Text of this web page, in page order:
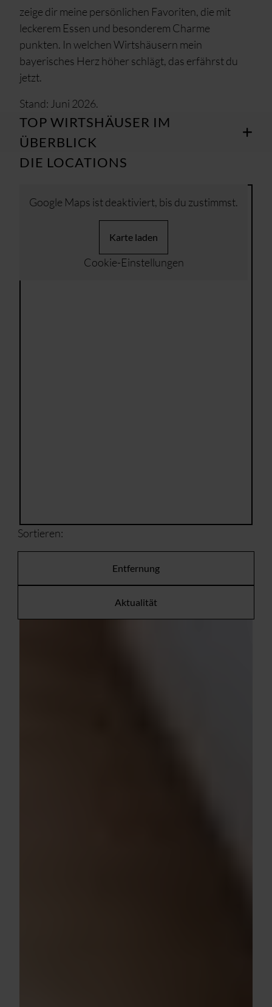
zeige dir meine persönlichen Favoriten, die mit
leckerem Essen und besonderem Charme
punkten. In welchen Wirtshäusern mein
bayerisches Herz höher schlägt, das erfährst du
jetzt.
Stand: Juni 2026.
TOP WIRTSHÄUSER IM
ÜBERBLICK
DIE LOCATIONS
Google Maps ist deaktiviert, bis du zustimmst.
Karte laden
Cookie-Einstellungen
Sortieren:
Entfernung
Aktualität